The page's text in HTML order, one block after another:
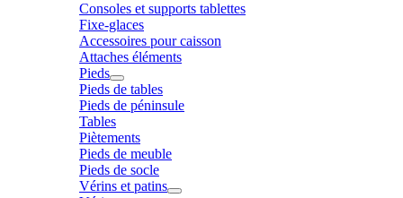
Consoles et supports tablettes
Fixe-glaces
Accessoires pour caisson
Attaches éléments
Pieds
Pieds de tables
Pieds de péninsule
Tables
Piètements
Pieds de meuble
Pieds de socle
Vérins et patins